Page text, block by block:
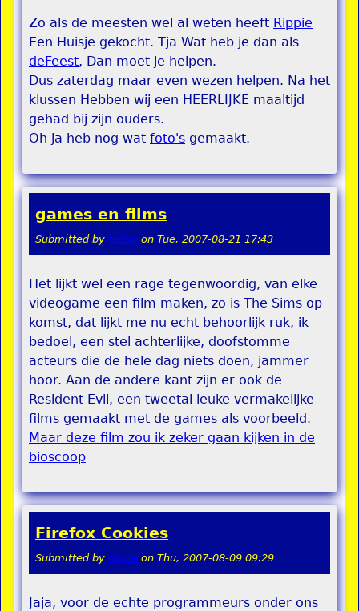
Zo als de meesten wel al weten heeft Rippie
Een Huisje gekocht. Tja Wat heb je dan als
deFeest, Dan moet je helpen.
Dus zaterdag maar even wezen helpen. Na het
klussen Hebben wij een HEERLIJKE maaltijd
gehad bij zijn ouders.
Oh ja heb nog wat foto's gemaakt.
games en films
Submitted by teddy on Tue, 2007-08-21 17:43
Het lijkt wel een rage tegenwoordig, van elke
videogame een film maken, zo is The Sims op
komst, dat lijkt me nu echt behoorlijk ruk, ik
bedoel, een stel achterlijke, doofstomme
acteurs die de hele dag niets doen, jammer
hoor. Aan de andere kant zijn er ook de
Resident Evil, een tweetal leuke vermakelijke
films gemaakt met de games als voorbeeld.
Maar deze film zou ik zeker gaan kijken in de
bioscoop
Firefox Cookies
Submitted by rippie on Thu, 2007-08-09 09:29
Jaja, voor de echte programmeurs onder ons